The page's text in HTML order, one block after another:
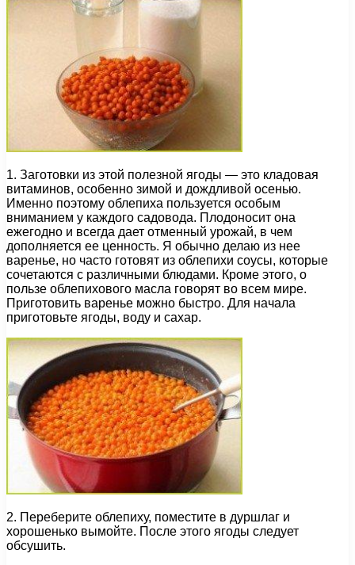
1. Заготовки из этой полезной ягоды — это кладовая
витаминов, особенно зимой и дождливой осенью.
Именно поэтому облепиха пользуется особым
вниманием у каждого садовода. Плодоносит она
ежегодно и всегда дает отменный урожай, в чем
дополняется ее ценность. Я обычно делаю из нее
варенье, но часто готовят из облепихи соусы, которые
сочетаются с различными блюдами. Кроме этого, о
пользе облепихового масла говорят во всем мире.
Приготовить варенье можно быстро. Для начала
приготовьте ягоды, воду и сахар.
2. Переберите облепиху, поместите в дуршлаг и
хорошенько вымойте. После этого ягоды следует
обсушить.